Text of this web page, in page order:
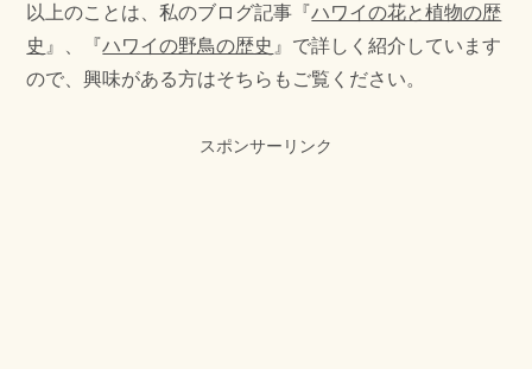
以上のことは、私のブログ記事『ハワイの花と植物の歴
史 』、『ハワイの野鳥の歴史 』で詳しく紹介しています
ので、興味がある方はそちらもご覧ください。
スポンサーリンク